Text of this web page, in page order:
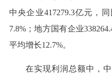
中央企业417279.3亿元，
7.8%；地方国有企业
平均增长12.7%。
在实现利润总额中，